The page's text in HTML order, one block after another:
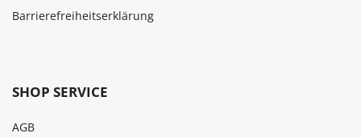
Barrierefreiheitserklärung
SHOP SERVICE
AGB